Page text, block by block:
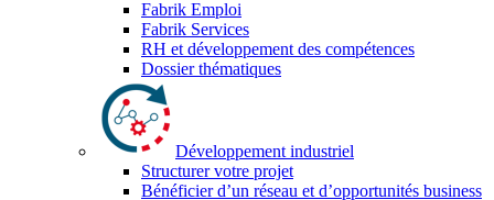
Fabrik Emploi
Fabrik Services
RH et développement des compétences
Dossier thématiques
Développement industriel
Structurer votre projet
Bénéficier d’un réseau et d’opportunités business